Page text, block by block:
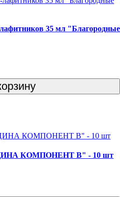
35 мл "Благородные
КОМПОНЕНТ В" - 10 шт